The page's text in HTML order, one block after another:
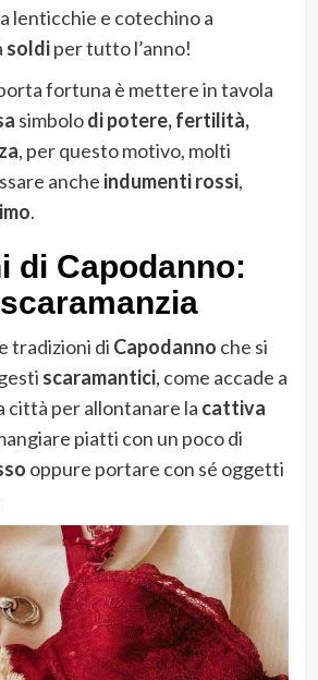
lenticchie e cotechino a
soldiper tutto l’anno!
fortuna è mettere in tavola
simbolodi potere, fertilità,
, per questo motivo, molti
anche indumenti rossi,
.
di Capodanno:
tradizioni di Capodanno che si
scaramantici, come accade a
città per allontanare la cattiva
piatti con un poco di
oppure portare con sé oggetti